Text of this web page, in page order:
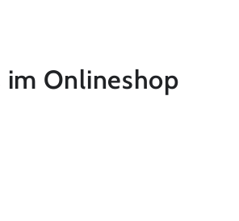
im Onlineshop